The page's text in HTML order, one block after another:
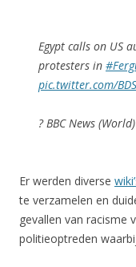
Egypt calls on US
protesters in
pic.twitter.com/
? BBC News
Er werden diverse
te verzamelen en
gevallen van racisme
politieoptreden